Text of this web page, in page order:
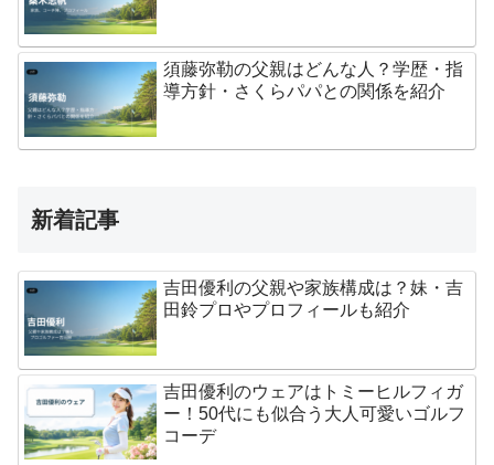
須藤弥勒の父親はどんな人？学歴・指
導方針・さくらパパとの関係を紹介
新着記事
吉田優利の父親や家族構成は？妹・吉
田鈴プロやプロフィールも紹介
吉田優利のウェアはトミーヒルフィガ
ー！50代にも似合う大人可愛いゴルフ
コーデ